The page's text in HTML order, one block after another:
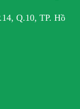
Q.10, TP. Hồ
(Hà Nội)